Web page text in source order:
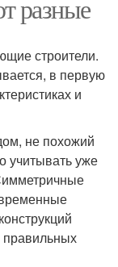
разные
строители.
в первую
и
не похожий
учитывать уже
правильных